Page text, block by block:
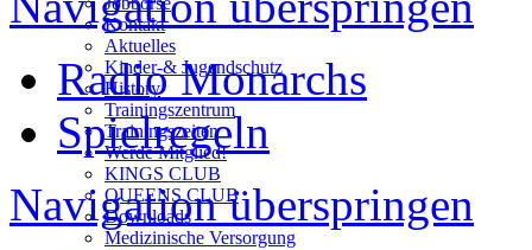
Kontakt
Aktuelles
Kinder-& Jugendschutz
History
Trainingszentrum
Trainingszeiten
Werde Mitglied!
KINGS CLUB
QUEENS CLUB
Downloads
Medizinische Versorgung
Radio Monarchs
Spielregeln
Navigation überspringen